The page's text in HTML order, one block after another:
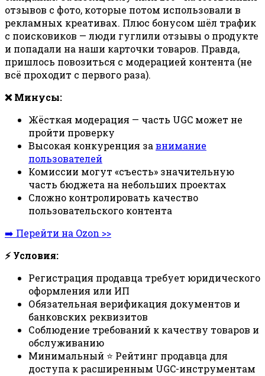
отзывов с фото, которые потом использовали в
рекламных креативах. Плюс бонусом шёл трафик
с поисковиков — люди гуглили отзывы о продукте
и попадали на наши карточки товаров. Правда,
пришлось повозиться с модерацией контента (не
всё проходит с первого раза).
❌ Минусы:
Жёсткая модерация — часть UGC может не
пройти проверку
Высокая конкуренция завнимание
пользователей
Комиссии могут «съесть» значительную
часть бюджета на небольших проектах
Сложно контролировать качество
пользовательского контента
➡️ Перейти на Ozon >>
⚡ Условия:
Регистрация продавца требует юридического
оформления или ИП
Обязательная верификация документов и
банковских реквизитов
Соблюдение требований к качеству товаров и
обслуживанию
Минимальный ⭐ Рейтинг продавца для
доступа к расширенным UGC-инструментам